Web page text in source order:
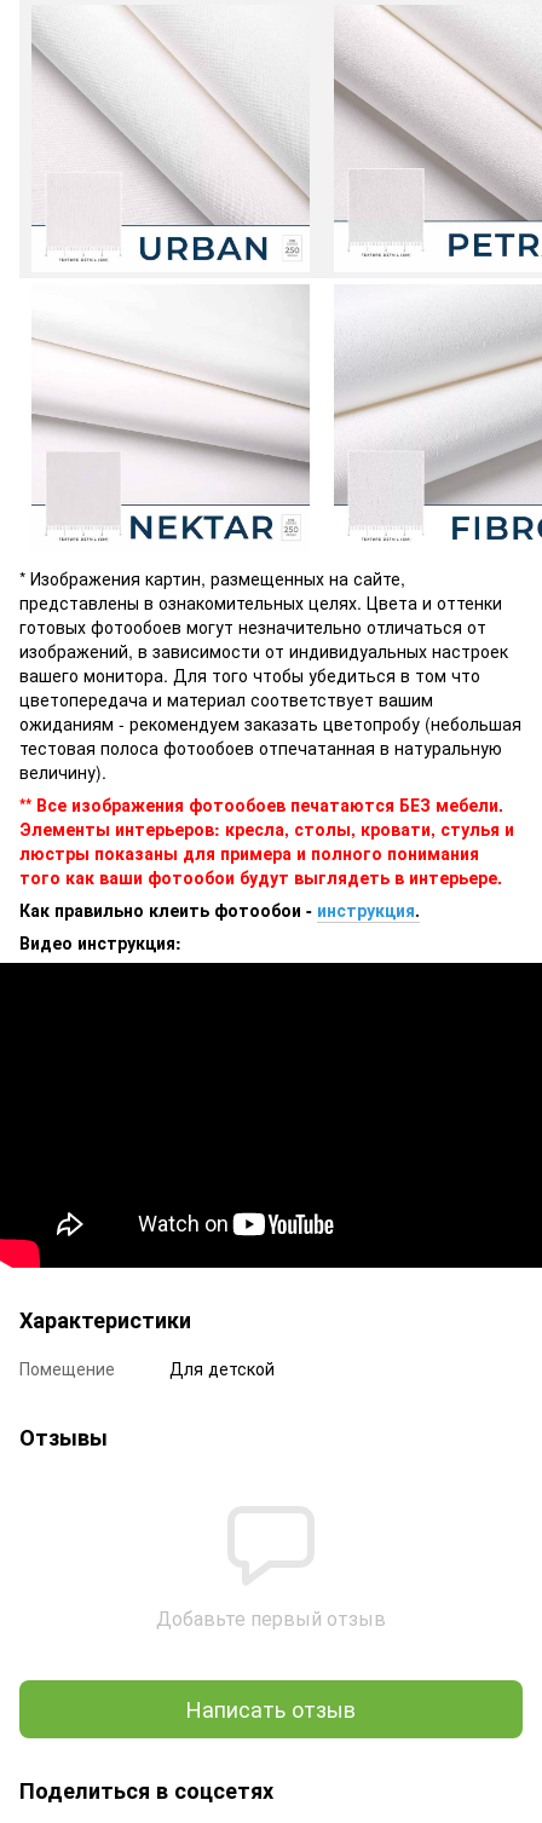
* Изображения картин, размещенных на сайте,
представлены в ознакомительных целях. Цвета и оттенки
готовых фотообоев могут незначительно отличаться от
изображений, в зависимости от индивидуальных настроек
вашего монитора. Для того чтобы убедиться в том что
цветопередача и материал соответствует вашим
ожиданиям - рекомендуем заказать цветопробу (небольшая
тестовая полоса фотообоев отпечатанная в натуральную
величину).
** Все изображения фотообоев печатаются БЕЗ мебели.
Элементы интерьеров: кресла, столы, кровати, стулья и
люстры показаны для примера и полного понимания
того как ваши фотообои будут выглядеть в интерьере.
Как правильно клеить фотообои - инструкция.
Видео инструкция:
Характеристики
Помещение Для детской
Отзывы
Добавьте первый отзыв
Написать отзыв
Поделиться в соцсетях